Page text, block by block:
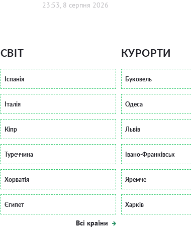
23:53, 8 серпня 2026
СВІТ
Іспанія
Італія
Кіпр
Туреччина
Хорватія
Єгипет
Всі країни
КУРОРТИ
Буковель
Одеса
Львів
Івано-Франківськ
Яремче
Харків